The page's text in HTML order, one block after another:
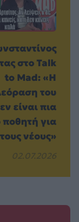
στο Talk
to Mad: «Η
του
είναι πια
ποθητή για
τους νέους»
02.07.2026